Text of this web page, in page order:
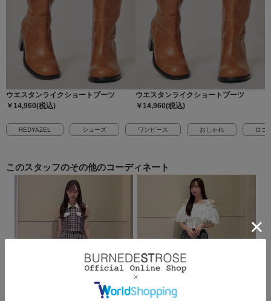
ウエスタンライクショートブーツ
￥14,960(税込)
ウエスタンライクショートブーツ
￥14,960(税込)
REDYAZEL シューズ ワンピース おしゃれ ロゴ
このスタッフのその他のコーディネート